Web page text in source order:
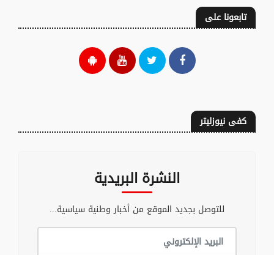
تابعونا على
كفى نيوزليتر
النشرة البريدية
للتوصل بجديد الموقع من أخبار وطنية سياسية...